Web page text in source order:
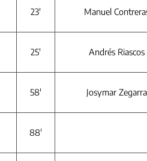
23′ Manuel
25′ Andrés Riascos
58′ Josymar Zegarra
88′